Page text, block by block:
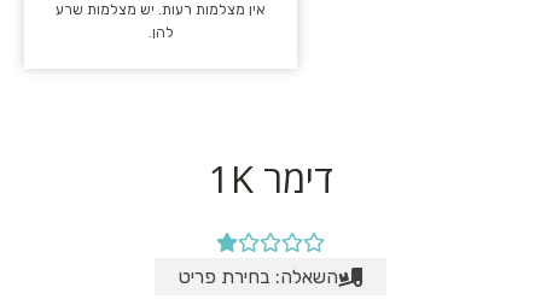
אין מצלמות רעות. יש מצלמות שרע
להן.
דימר 1K
השאלה: בחירת פריט